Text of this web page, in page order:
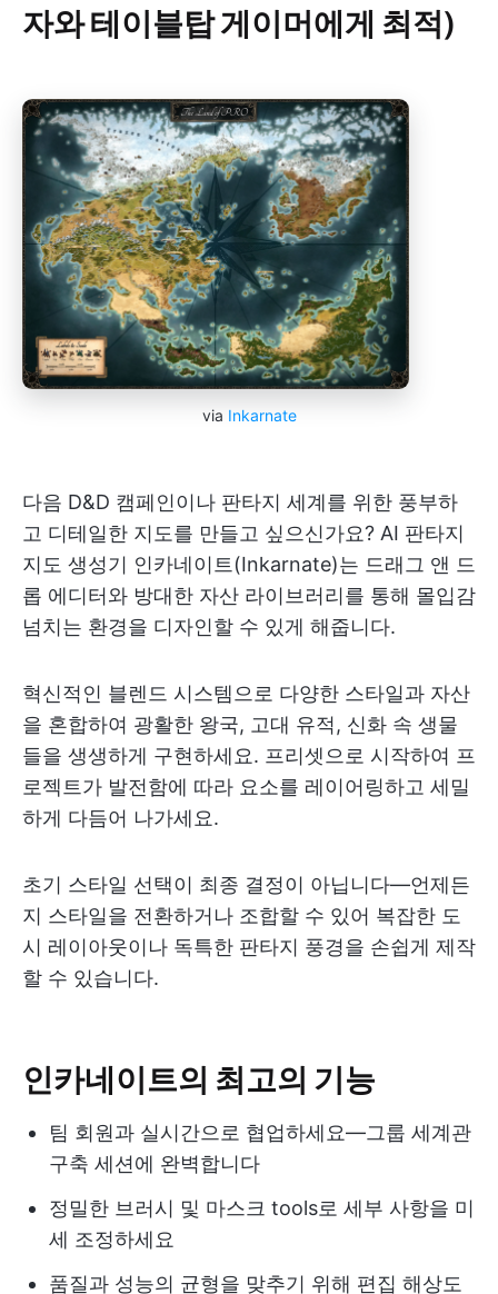
자와 테이블탑 게이머에게 최적)
via Inkarnate
다음 D&D 캠페인이나 판타지 세계를 위한 풍부하
고 디테일한 지도를 만들고 싶으신가요? AI 판타지
지도 생성기 인카네이트(Inkarnate)는 드래그 앤 드
롭 에디터와 방대한 자산 라이브러리를 통해 몰입감
넘치는 환경을 디자인할 수 있게 해줍니다.
혁신적인 블렌드 시스템으로 다양한 스타일과 자산
을 혼합하여 광활한 왕국, 고대 유적, 신화 속 생물
들을 생생하게 구현하세요. 프리셋으로 시작하여 프
로젝트가 발전함에 따라 요소를 레이어링하고 세밀
하게 다듬어 나가세요.
초기 스타일 선택이 최종 결정이 아닙니다—언제든
지 스타일을 전환하거나 조합할 수 있어 복잡한 도
시 레이아웃이나 독특한 판타지 풍경을 손쉽게 제작
할 수 있습니다.
인카네이트의 최고의 기능
팀 회원과 실시간으로 협업하세요—그룹 세계관
구축 세션에 완벽합니다
정밀한 브러시 및 마스크 tools로 세부 사항을 미
세 조정하세요
품질과 성능의 균형을 맞추기 위해 편집 해상도